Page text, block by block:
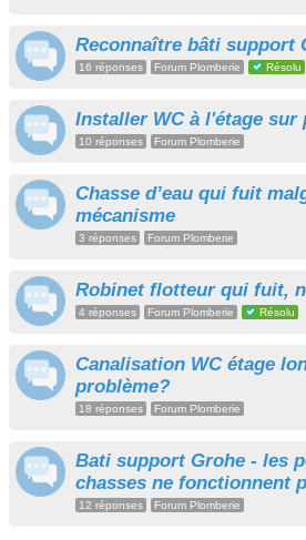
Reconnaître bâti support
16 réponses Forum Plomberie Résolu
Installer WC à l'étage sur
10 réponses Forum Plomberie
Chasse d’eau qui fuit
mécanisme
3 réponses Forum Plomberie
Robinet flotteur qui fuit,
4 réponses Forum Plomberie Résolu
Canalisation WC étage
problème?
18 réponses Forum Plomberie
Bati support Grohe - les
chasses ne fonctionnent
12 réponses Forum Plomberie